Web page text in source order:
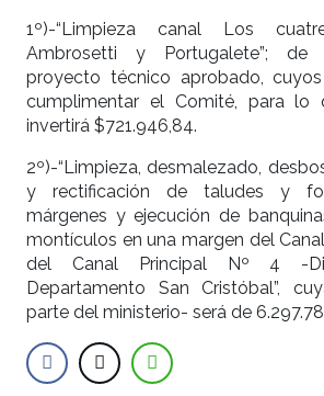
1º)-“Limpieza canal Los
Ambrosetti y Portugalete”; de
proyecto técnico aprobado,
cumplimentar el Comité, para lo
invertirá $721.946,84.
2º)-“Limpieza, desmalezado,
y rectificación de taludes y
márgenes y ejecución de
montículos en una margen del
del Canal Principal Nº 4 -
Departamento San Cristóbal”,
parte del ministerio- será de